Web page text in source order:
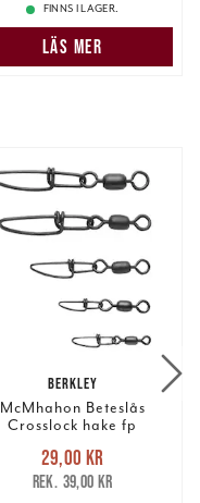
FINNS I LAGER.
LÄS MER
BERKLEY
McMhahon Beteslås
Crosslock hake fp
Nuvarande pris
29,00 krTidigare pris
39,00 kr
29,00 kr
39,00 kr